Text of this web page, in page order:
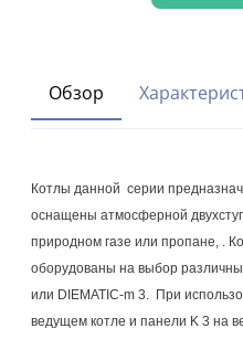
Обзор
Котлы данной серии
оснащены атмосферной
природном газе или пропане, .
оборудованы на выбор
или DIEMATIC-m 3. При
ведущем котле и панели K 3 на